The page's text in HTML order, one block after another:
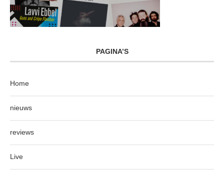
PAGINA’S
Home
nieuws
reviews
Live